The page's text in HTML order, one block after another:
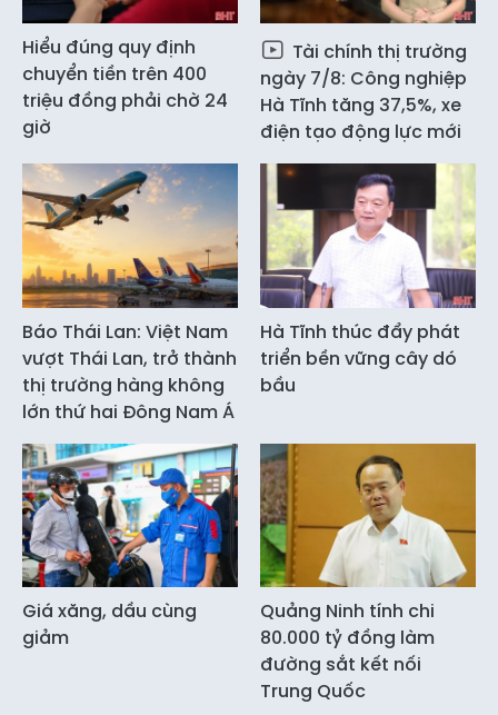
Hiểu đúng quy định
chuyển tiền trên 400
triệu đồng phải chờ 24
giờ
Tài chính thị trường
ngày 7/8: Công nghiệp
Hà Tĩnh tăng 37,5%, xe
điện tạo động lực mới
Báo Thái Lan: Việt Nam
vượt Thái Lan, trở thành
thị trường hàng không
lớn thứ hai Đông Nam Á
Hà Tĩnh thúc đẩy phát
triển bền vững cây dó
bầu
Giá xăng, dầu cùng
giảm
Quảng Ninh tính chi
80.000 tỷ đồng làm
đường sắt kết nối
Trung Quốc